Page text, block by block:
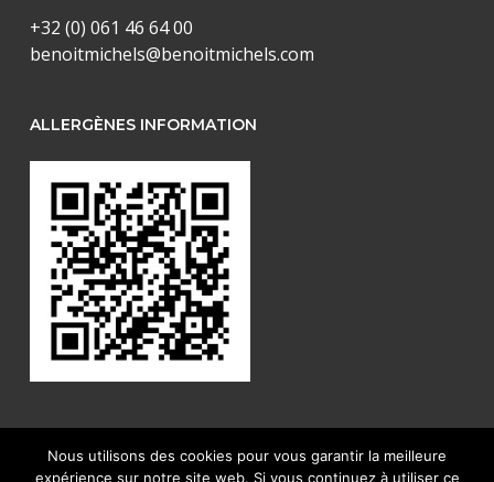
+32 (0) 061 46 64 00
benoitmichels@benoitmichels.com
ALLERGÈNES INFORMATION
Nous utilisons des cookies pour vous garantir la meilleure
expérience sur notre site web. Si vous continuez à utiliser ce